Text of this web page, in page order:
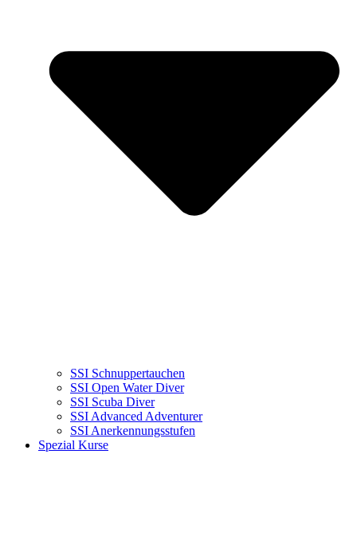
SSI Schnuppertauchen
SSI Open Water Diver
SSI Scuba Diver
SSI Advanced Adventurer
SSI Anerkennungsstufen
Spezial Kurse